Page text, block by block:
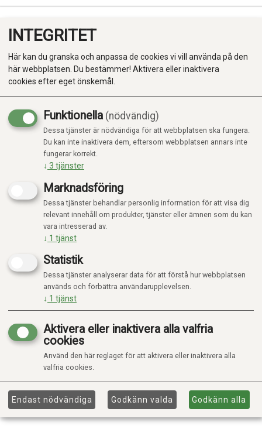
Produkter
Kategorier
Kampanj
INTEGRITET
Här kan du granska och anpassa de cookies vi vill använda på den
här webbplatsen. Du bestämmer! Aktivera eller inaktivera
cookies efter eget önskemål.
Funktionella (nödvändig)
Dessa tjänster är nödvändiga för att webbplatsen ska fungera.
Du kan inte inaktivera dem, eftersom webbplatsen annars inte
fungerar korrekt.
↓ 3 tjänster
Marknadsföring
Dessa tjänster behandlar personlig information för att visa dig
relevant innehåll om produkter, tjänster eller ämnen som du kan
vara intresserad av.
↓ 1 tjänst
Statistik
Dessa tjänster analyserar data för att förstå hur webbplatsen
används och förbättra användarupplevelsen.
↓ 1 tjänst
Aktivera eller inaktivera alla valfria
cookies
Använd den här reglaget för att aktivera eller inaktivera alla
valfria cookies.
Endast nödvändiga Godkänn valda Godkänn alla